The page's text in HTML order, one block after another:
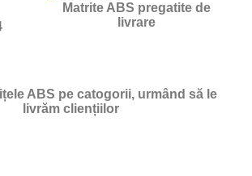
Matrite ABS pregatite de
livrare
ABS pe catogorii, urmând să le
livrăm cliențiilor